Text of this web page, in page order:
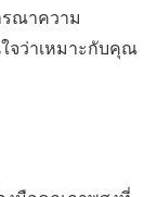
ณาความ
จว่าเหมาะกับคุณ